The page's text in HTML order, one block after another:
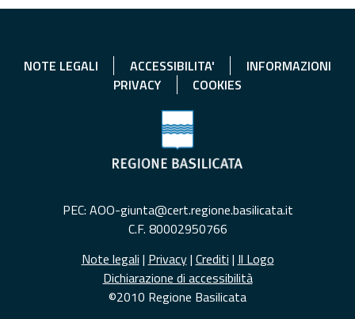
NOTE LEGALI ACCESSIBILITA'
INFORMAZIONI
PRIVACY
COOKIES
PEC: AOO-giunta@cert.regione.basilicata.it
C.F. 80002950766
Note legali | Privacy| Crediti | Il Logo
Dichiarazione di accessibilità
©2010 Regione Basilicata